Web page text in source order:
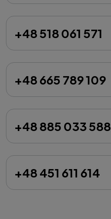
+48 518 061 571
+48 665 789 109
+48 885 033 588
+48 451 611 614